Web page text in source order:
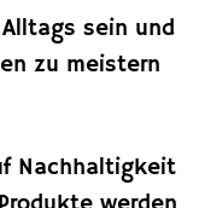
sein und
zu meistern
Nachhaltigkeit